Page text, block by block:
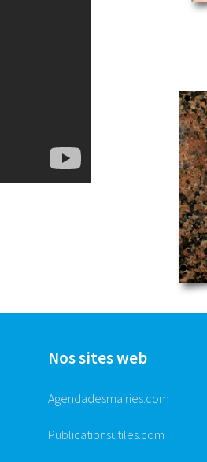
Nos sites web
Agendadesmairies.com
Publicationsutiles.com